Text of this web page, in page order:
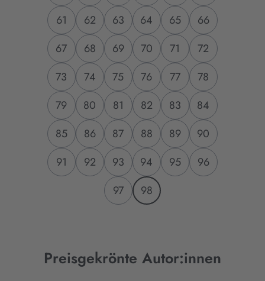
61
62 63 64 65
66
67
68 69 70 71
72
73
74 75 76 77
78
79
80 81 82 83
84
85
86 87 88 89
90
91
92 93 94 95
96
97
98
Preisgekrönte Autor:innen